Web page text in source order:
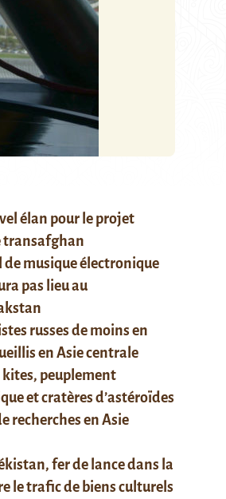
élan pour le projet
de musique électronique
pas lieu au
russes de moins en
en Asie centrale
kites, peuplement
et cratères d’astéroïdes
recherches en Asie
fer de lance dans la
le trafic de biens culturels